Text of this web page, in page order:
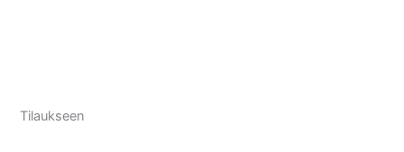
Tilaukseen